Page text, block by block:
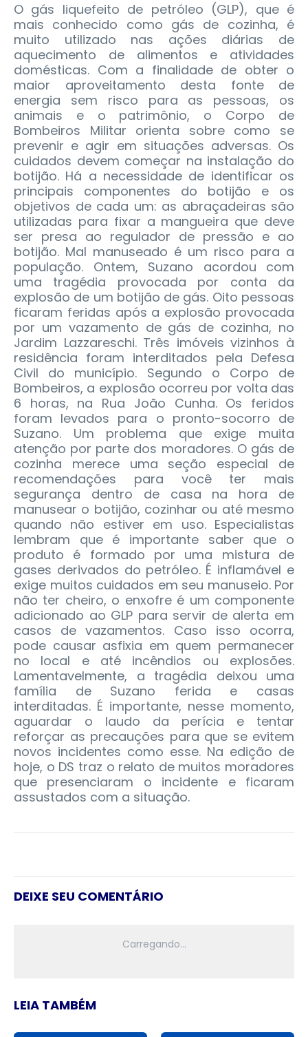
O gás liquefeito de petróleo (GLP), que é
mais conhecido como gás de cozinha, é
muito utilizado nas ações diárias de
aquecimento de alimentos e atividades
domésticas. Com a finalidade de obter o
maior aproveitamento desta fonte de
energia sem risco para as pessoas, os
animais e o patrimônio, o Corpo de
Bombeiros Militar orienta sobre como se
prevenir e agir em situações adversas. Os
cuidados devem começar na instalação do
botijão. Há a necessidade de identificar os
principais componentes do botijão e os
objetivos de cada um: as abraçadeiras são
utilizadas para fixar a mangueira que deve
ser presa ao regulador de pressão e ao
botijão. Mal manuseado é um risco para a
população. Ontem, Suzano acordou com
uma tragédia provocada por conta da
explosão de um botijão de gás. Oito pessoas
ficaram feridas após a explosão provocada
por um vazamento de gás de cozinha, no
Jardim Lazzareschi. Três imóveis vizinhos à
residência foram interditados pela Defesa
Civil do município. Segundo o Corpo de
Bombeiros, a explosão ocorreu por volta das
6 horas, na Rua João Cunha. Os feridos
foram levados para o pronto-socorro de
Suzano. Um problema que exige muita
atenção por parte dos moradores. O gás de
cozinha merece uma seção especial de
recomendações para você ter mais
segurança dentro de casa na hora de
manusear o botijão, cozinhar ou até mesmo
quando não estiver em uso. Especialistas
lembram que é importante saber que o
produto é formado por uma mistura de
gases derivados do petróleo. É inflamável e
exige muitos cuidados em seu manuseio. Por
não ter cheiro, o enxofre é um componente
adicionado ao GLP para servir de alerta em
casos de vazamentos. Caso isso ocorra,
pode causar asfixia em quem permanecer
no local e até incêndios ou explosões.
Lamentavelmente, a tragédia deixou uma
família de Suzano ferida e casas
interditadas. É importante, nesse momento,
aguardar o laudo da perícia e tentar
reforçar as precauções para que se evitem
novos incidentes como esse. Na edição de
hoje, o DS traz o relato de muitos moradores
que presenciaram o incidente e ficaram
assustados com a situação.
DEIXE SEU COMENTÁRIO
LEIA TAMBÉM